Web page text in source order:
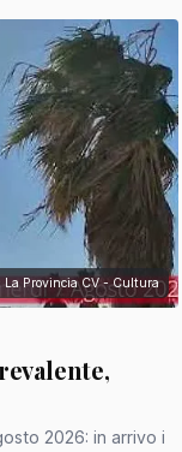
La Provincia CV - Cultura
2026: in arrivo i